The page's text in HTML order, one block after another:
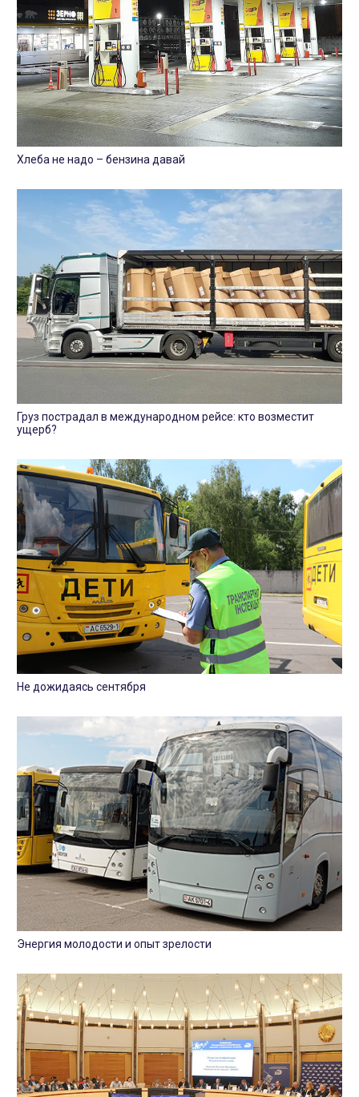
Хлеба не надо – бензина давай
Груз пострадал в международном рейсе: кто возместит
ущерб?
Не дожидаясь сентября
Энергия молодости и опыт зрелости